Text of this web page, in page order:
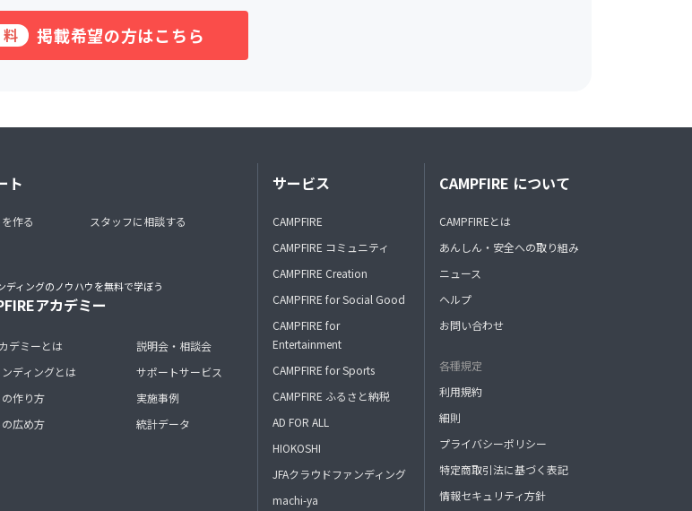
無料 掲載希望の方はこちら
ト
作る
スタッフに相談する
ディングのノウハウを無料で学ぼう
アカデミー
デミーとは
ディングとは
作り方
広め方
説明会・相談会
サポートサービス
実施事例
統計データ
サービス
CAMPFIRE
CAMPFIRE コミュニティ
CAMPFIRE Creation
CAMPFIRE for Social Good
CAMPFIRE for
Entertainment
CAMPFIRE for Sports
CAMPFIRE ふるさと納税
AD FOR ALL
HIOKOSHI
JFAクラウドファンディング
machi-ya
CAMPFIRE について
CAMPFIREとは
あんしん・安全への取り組み
ニュース
ヘルプ
お問い合わせ
各種規定
利用規約
細則
プライバシーポリシー
特定商取引法に基づく表記
情報セキュリティ方針